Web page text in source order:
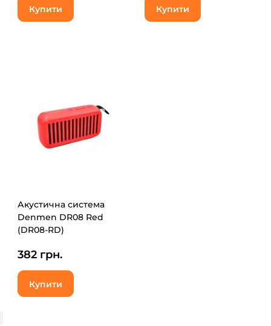
Купити Купити
Акустична система
Denmen DR08 Red
(DR08-RD)
382 грн.
Купити